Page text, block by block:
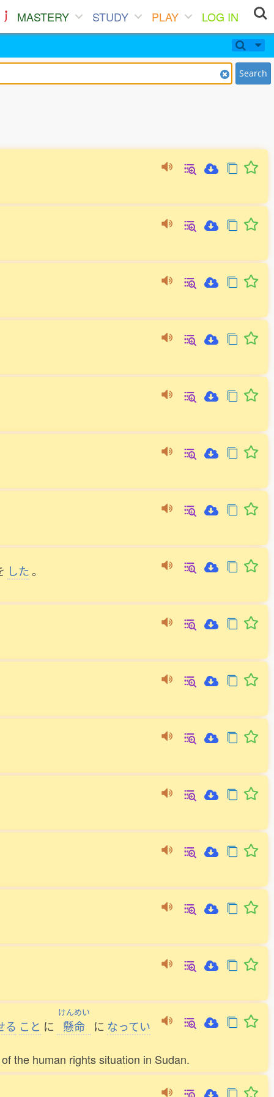
MASTERY STUDY PLAY LOG IN
Search
した。
る こと に
けんめい
懸命 に なってい
the human rights situation in Sudan.